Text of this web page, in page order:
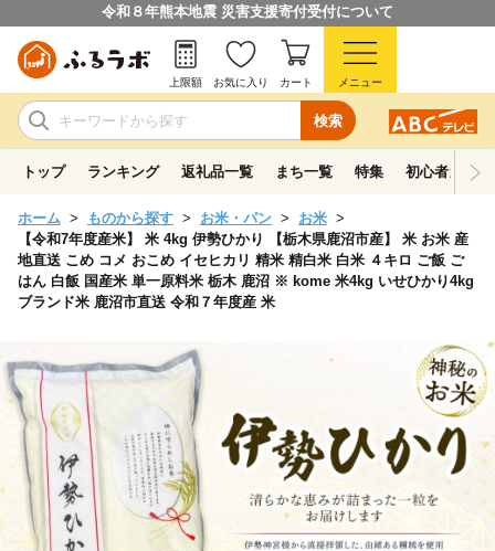
令和８年熊本地震 災害支援寄付受付について
検索
上限額 お気に入り カート メニュー
トップ ランキング 返礼品一覧 まち一覧 特集 初心者ガイド
ホーム ものから探す お米・パン
お米
【令和7年度産米】 米 4kg 伊勢ひかり 【栃木県鹿沼市産】 米 お米 産
地直送 こめ コメ おこめ イセヒカリ 精米 精白米 白米 ４キロ ご飯 ご
はん 白飯 国産米 単一原料米 栃木 鹿沼 ※ kome 米4kg いせひかり4kg
ブランド米 鹿沼市直送 令和７年度産 米